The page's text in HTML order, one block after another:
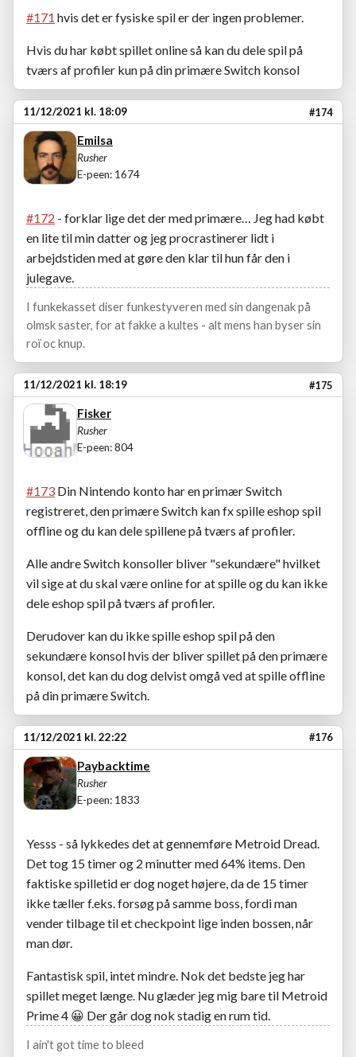
#171 hvis det er fysiske spil er der ingen problemer.
Hvis du har købt spillet online så kan du dele spil på
tværs af profiler kun på din primære Switch konsol
11/12/2021 kl. 18:09 #174
Emilsa
Rusher
E-peen: 1674
#172 - forklar lige det der med primære… Jeg had købt
en lite til min datter og jeg procrastinerer lidt i
arbejdstiden med at gøre den klar til hun får den i
julegave.
I funkekasset diser funkestyveren med sin dangenak på
olmsk saster, for at fakke a kultes - alt mens han byser sin
roï oc knup.
11/12/2021 kl. 18:19 #175
Fisker
Rusher
E-peen: 804
#173 Din Nintendo konto har en primær Switch
registreret, den primære Switch kan fx spille eshop spil
offline og du kan dele spillene på tværs af profiler.
Alle andre Switch konsoller bliver "sekundære" hvilket
vil sige at du skal være online for at spille og du kan ikke
dele eshop spil på tværs af profiler.
Derudover kan du ikke spille eshop spil på den
sekundære konsol hvis der bliver spillet på den primære
konsol, det kan du dog delvist omgå ved at spille offline
på din primære Switch.
11/12/2021 kl. 22:22 #176
Paybacktime
Rusher
E-peen: 1833
Yesss - så lykkedes det at gennemføre Metroid Dread.
Det tog 15 timer og 2 minutter med 64% items. Den
faktiske spilletid er dog noget højere, da de 15 timer
ikke tæller f.eks. forsøg på samme boss, fordi man
vender tilbage til et checkpoint lige inden bossen, når
man dør.
Fantastisk spil, intet mindre. Nok det bedste jeg har
spillet meget længe. Nu glæder jeg mig bare til Metroid
Prime 4 😀 Der går dog nok stadig en rum tid.
I ain't got time to bleed